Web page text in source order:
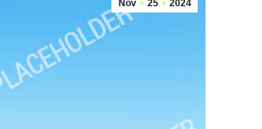
Nov 25 2024